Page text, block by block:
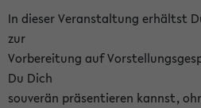
In dieser Veranstaltung erhältst
zur
Vorbereitung auf
Du Dich
souverän präsentieren kannst,